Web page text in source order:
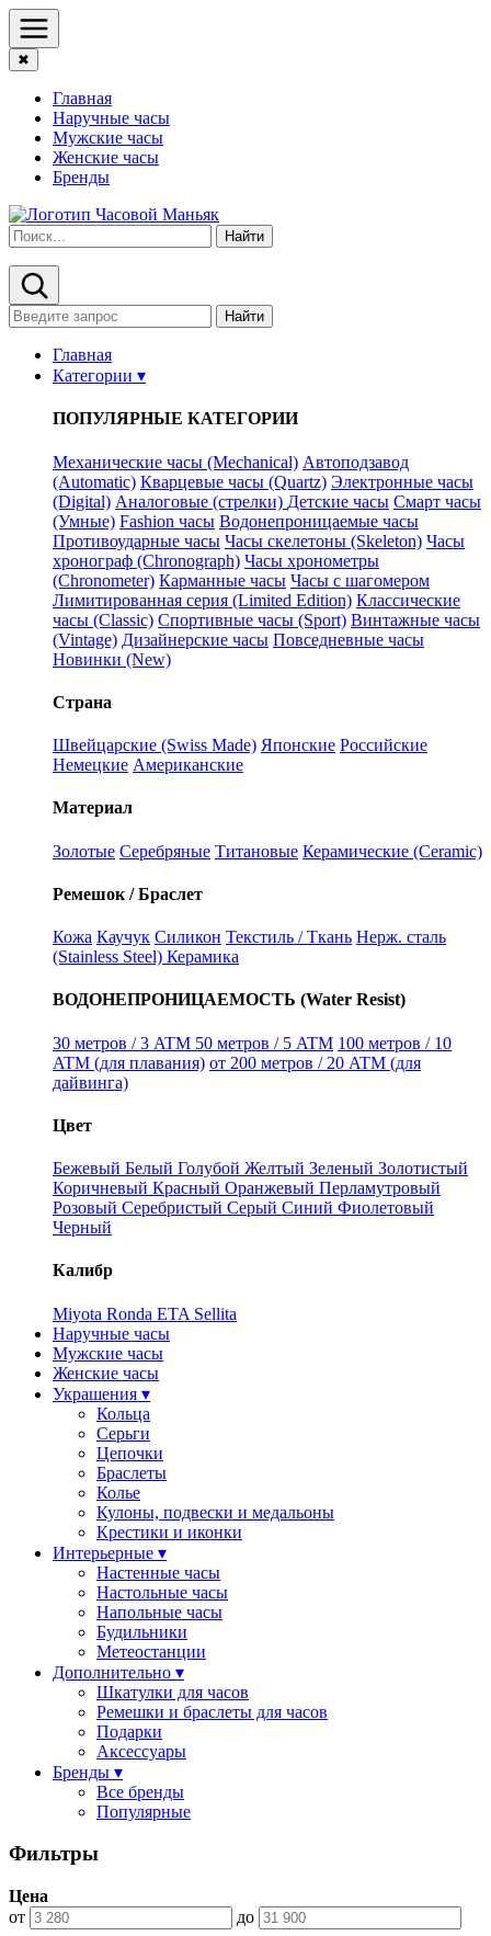
✖
Главная
Наручные часы
Мужские часы
Женские часы
Бренды
Найти
Найти
Главная
Категории ▾
ПОПУЛЯРНЫЕ КАТЕГОРИИ
Механические часы (Mechanical) Автоподзавод
(Automatic) Кварцевые часы (Quartz) Электронные часы
(Digital) Аналоговые (стрелки) Детские часы Смарт часы
(Умные) Fashion часы Водонепроницаемые часы
Противоударные часы Часы скелетоны (Skeleton) Часы
хронограф (Chronograph) Часы хронометры
(Chronometer) Карманные часы Часы с шагомером
Лимитированная серия (Limited Edition) Классические
часы (Classic) Спортивные часы (Sport) Винтажные часы
(Vintage) Дизайнерские часы Повседневные часы
Новинки (New)
Страна
Швейцарские (Swiss Made) Японские Российские
Немецкие Американские
Материал
Золотые Серебряные Титановые Керамические (Ceramic)
Ремешок / Браслет
Кожа Каучук Силикон Текстиль / Ткань Нерж. сталь
(Stainless Steel) Керамика
ВОДОНЕПРОНИЦАЕМОСТЬ (Water Resist)
30 метров / 3 ATM 50 метров / 5 ATM 100 метров / 10
ATM (для плавания) от 200 метров / 20 ATM (для
дайвинга)
Цвет
Бежевый Белый Голубой Желтый Зеленый Золотистый
Коричневый Красный Оранжевый Перламутровый
Розовый Серебристый Серый Синий Фиолетовый
Черный
Калибр
Miyota Ronda ETA Sellita
Наручные часы
Мужские часы
Женские часы
Украшения ▾
Кольца
Серьги
Цепочки
Браслеты
Колье
Кулоны, подвески и медальоны
Крестики и иконки
Интерьерные ▾
Настенные часы
Настольные часы
Напольные часы
Будильники
Метеостанции
Дополнительно ▾
Шкатулки для часов
Ремешки и браслеты для часов
Подарки
Аксессуары
Бренды ▾
Все бренды
Популярные
Фильтры
Цена
от
до